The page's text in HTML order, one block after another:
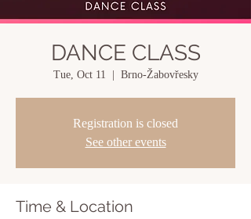
DANCE CLASS
Tue, Oct 11 Brno-Žabovřesky
Registration is closed
See other events
Time & Location